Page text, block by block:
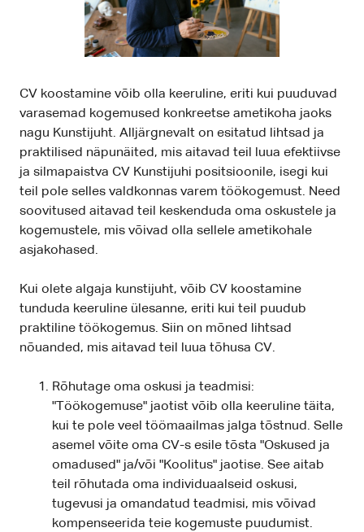
CV koostamine võib olla keeruline, eriti kui puuduvad
varasemad kogemused konkreetse ametikoha jaoks
nagu Kunstijuht. Alljärgnevalt on esitatud lihtsad ja
praktilised näpunäited, mis aitavad teil luua efektiivse
ja silmapaistva CV Kunstijuhi positsioonile, isegi kui
teil pole selles valdkonnas varem töökogemust. Need
soovitused aitavad teil keskenduda oma oskustele ja
kogemustele, mis võivad olla sellele ametikohale
asjakohased.
Kui olete algaja kunstijuht, võib CV koostamine
tunduda keeruline ülesanne, eriti kui teil puudub
praktiline töökogemus. Siin on mõned lihtsad
nõuanded, mis aitavad teil luua tõhusa CV.
Rõhutage oma oskusi ja teadmisi:
"Töökogemuse" jaotist võib olla keeruline täita,
kui te pole veel töömaailmas jalga tõstnud. Selle
asemel võite oma CV-s esile tõsta "Oskused ja
omadused" ja/või "Koolitus" jaotise. See aitab
teil rõhutada oma individuaalseid oskusi,
tugevusi ja omandatud teadmisi, mis võivad
kompenseerida teie kogemuste puudumist.